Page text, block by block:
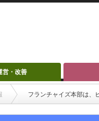
営・改善
フランチャイズ本部は、